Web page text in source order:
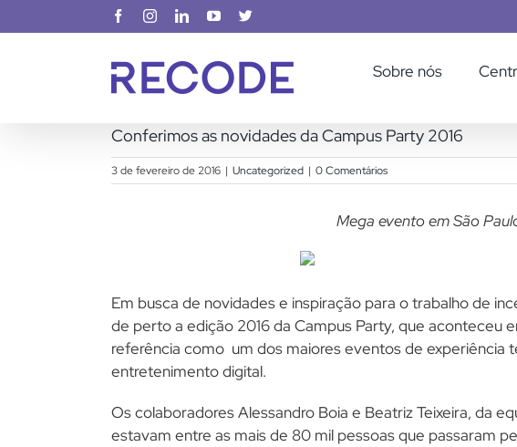
para
FacebookInstagramLinkedInYouTube
Sobre nós
Conferimos as novidades da Campus Party 2016
3 de fevereiro de 2016 | Uncategorized | 0 Comentários
Mega evento em São
Em busca de novidades e inspiração para o trabalho de
de perto a edição 2016 da Campus Party, que aconteceu
referência como um dos maiores eventos de experiência
entretenimento digital.
Os colaboradores Alessandro Boia e Beatriz Teixeira, da
estavam entre as mais de 80 mil pessoas que passaram